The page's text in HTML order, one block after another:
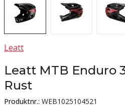
Leatt
Leatt MTB Enduro
Rust
Produktnr.: WEB1025104521